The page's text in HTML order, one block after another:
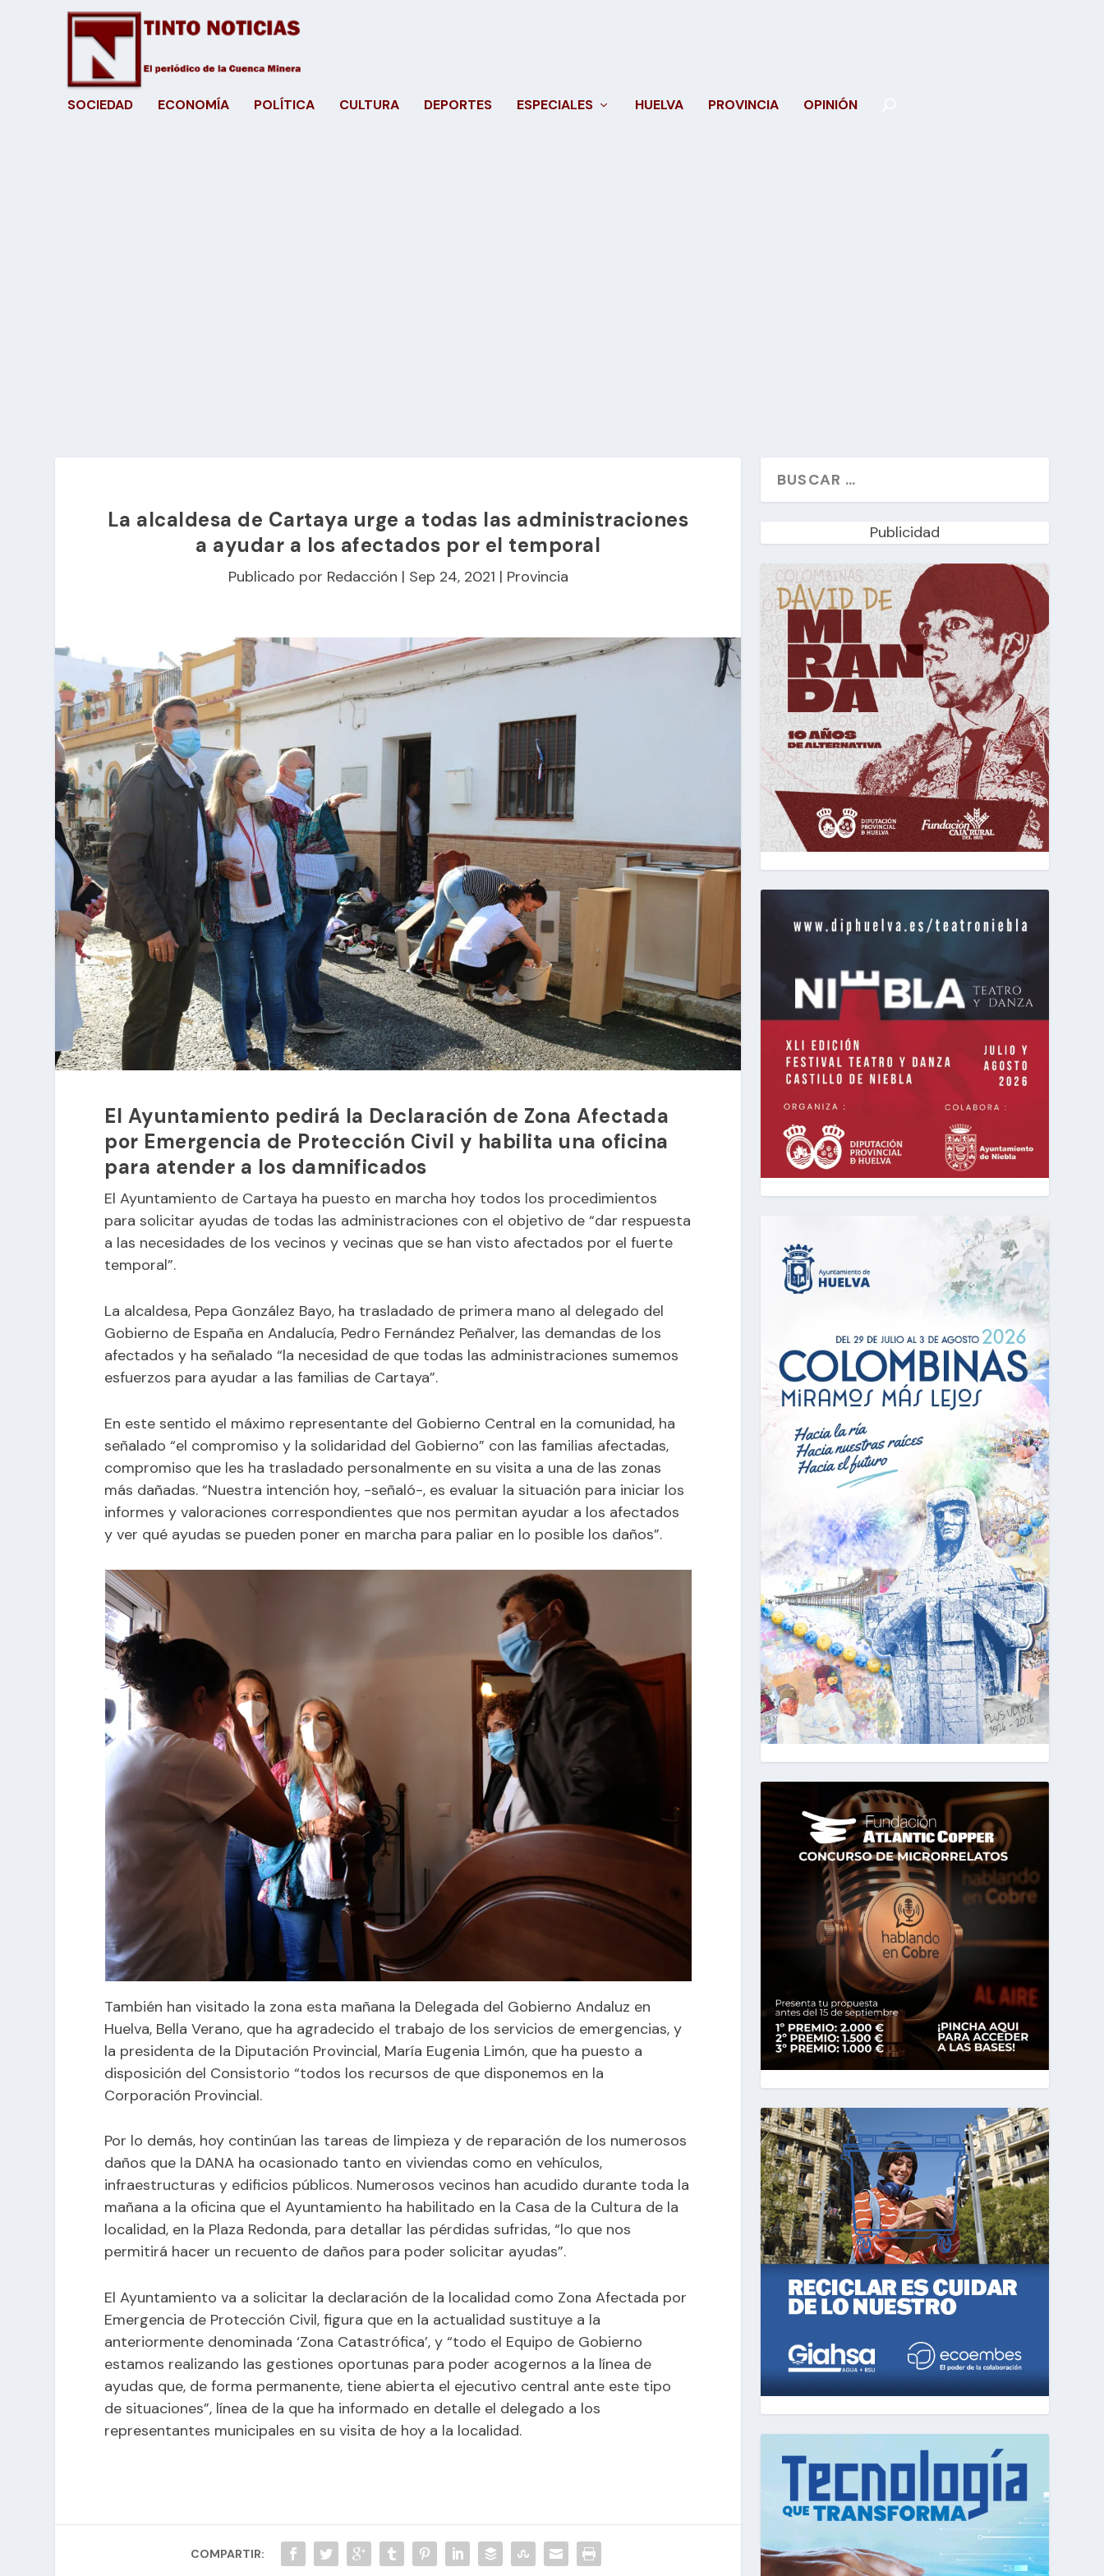
SOCIEDAD ECONOMÍA POLÍTICA CULTURA DEPORTES ESPECIALES HUELVA PROVINCIA OPINIÓN
La alcaldesa de Cartaya urge a todas las administraciones
a ayudar a los afectados por el temporal
Publicado por Redacción | Sep 24, 2021 | Provincia
El Ayuntamiento pedirá la Declaración de Zona Afectada
por Emergencia de Protección Civil y habilita una oficina
para atender a los damnificados
El Ayuntamiento de Cartaya ha puesto en marcha hoy todos los procedimientos
para solicitar ayudas de todas las administraciones con el objetivo de “dar respuesta
a las necesidades de los vecinos y vecinas que se han visto afectados por el fuerte
temporal”.
La alcaldesa, Pepa González Bayo, ha trasladado de primera mano al delegado del
Gobierno de España en Andalucía, Pedro Fernández Peñalver, las demandas de los
afectados y ha señalado “la necesidad de que todas las administraciones sumemos
esfuerzos para ayudar a las familias de Cartaya”.
En este sentido el máximo representante del Gobierno Central en la comunidad, ha
señalado “el compromiso y la solidaridad del Gobierno” con las familias afectadas,
compromiso que les ha trasladado personalmente en su visita a una de las zonas
más dañadas. “Nuestra intención hoy, -señaló-, es evaluar la situación para iniciar los
informes y valoraciones correspondientes que nos permitan ayudar a los afectados
y ver qué ayudas se pueden poner en marcha para paliar en lo posible los daños”.
También han visitado la zona esta mañana la Delegada del Gobierno Andaluz en
Huelva, Bella Verano, que ha agradecido el trabajo de los servicios de emergencias, y
la presidenta de la Diputación Provincial, María Eugenia Limón, que ha puesto a
disposición del Consistorio “todos los recursos de que disponemos en la
Corporación Provincial.
Por lo demás, hoy continúan las tareas de limpieza y de reparación de los numerosos
daños que la DANA ha ocasionado tanto en viviendas como en vehículos,
infraestructuras y edificios públicos. Numerosos vecinos han acudido durante toda la
mañana a la oficina que el Ayuntamiento ha habilitado en la Casa de la Cultura de la
localidad, en la Plaza Redonda, para detallar las pérdidas sufridas, “lo que nos
permitirá hacer un recuento de daños para poder solicitar ayudas”.
El Ayuntamiento va a solicitar la declaración de la localidad como Zona Afectada por
Emergencia de Protección Civil, figura que en la actualidad sustituye a la
anteriormente denominada ‘Zona Catastrófica’, y “todo el Equipo de Gobierno
estamos realizando las gestiones oportunas para poder acogernos a la línea de
ayudas que, de forma permanente, tiene abierta el ejecutivo central ante este tipo
de situaciones”, línea de la que ha informado en detalle el delegado a los
representantes municipales en su visita de hoy a la localidad.
COMPARTIR:
Publicidad